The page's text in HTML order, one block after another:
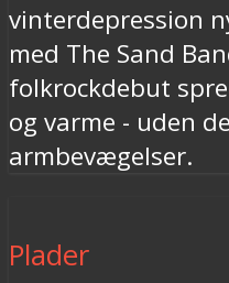
vinterdepression
med The Sand
folkrockdebut
og varme - uden
armbevægelser.
Plader